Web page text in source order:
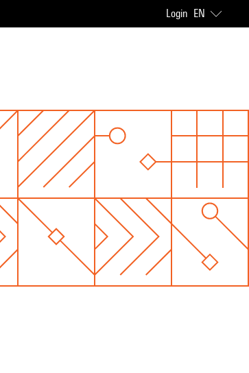
Login EN